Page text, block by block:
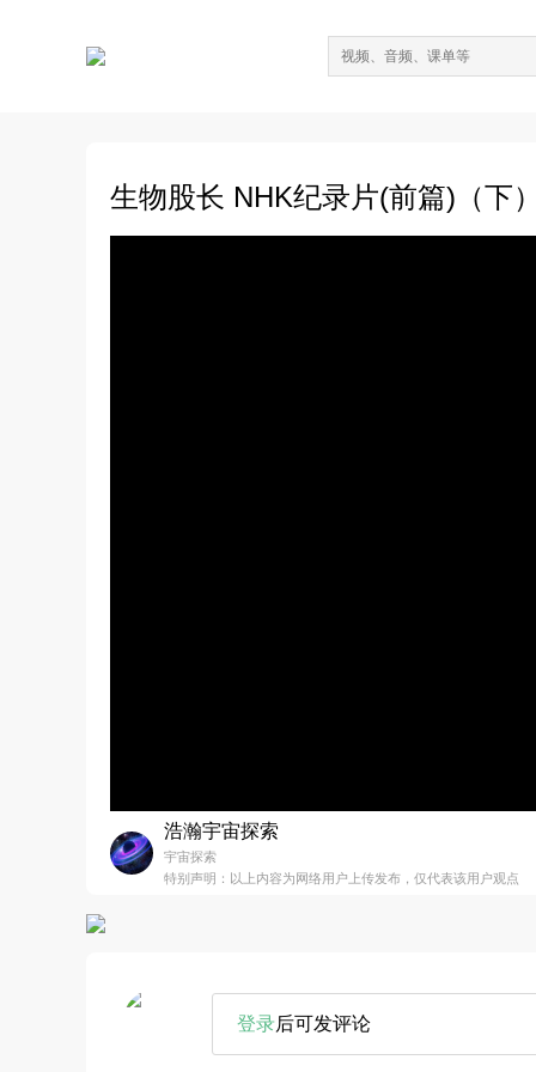
生物股长 NHK纪录片(前篇)（下）
浩瀚宇宙探索
宇宙探索
特别声明：以上内容为网络用户上传发布，仅代表该用户观点
登录后可发评论